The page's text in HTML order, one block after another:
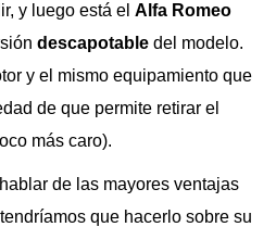
y luego está el Alfa Romeo
descapotable del modelo.
y el mismo equipamiento que
de que permite retirar el
más caro).
de las mayores ventajas
tendríamos que hacerlo sobre su